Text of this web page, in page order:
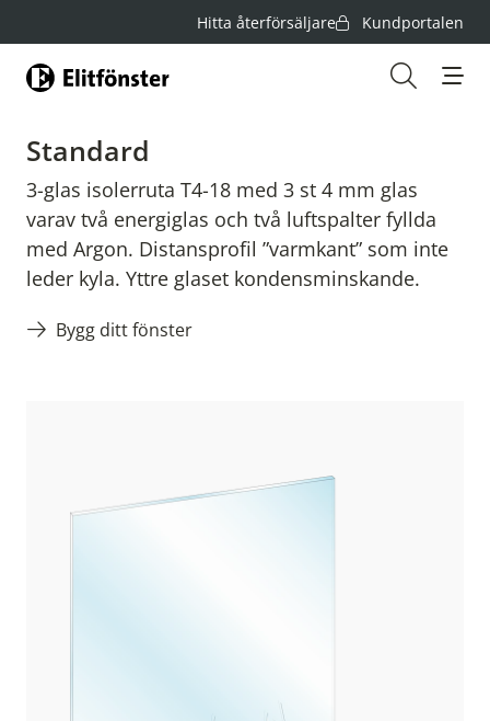
Hitta återförsäljare Kundportalen
Hem
Standard
3-glas isolerruta T4-18 med 3 st 4 mm glas
varav två energiglas och två luftspalter fyllda
med Argon. Distansprofil ”varmkant” som inte
leder kyla. Yttre glaset kondensminskande.
Bygg ditt fönster